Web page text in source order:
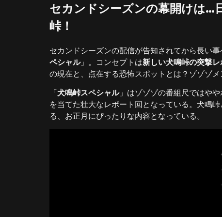
セカンドシーズンの幕開けは…
峠！
セカンドシーズンの配信が告知されてから長い
ペシャル」。コンセプトは新しい犬鳴峠の突撃レ
の現在と、点在する恐怖スポットとは？ゾゾゾメ
「犬鳴峠スペシャル」はゾゾゾの番組尺ではや
を当てた壮大なレポート回となっている。犬鳴
る、お正月にぴったりな内容となっている。